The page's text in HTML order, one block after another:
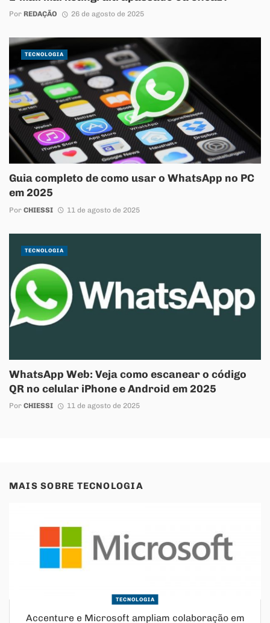
Por REDAÇÃO 26 de agosto de 2025
Guia completo de como usar o WhatsApp no PC
em 2025
Por CHIESSI 11 de agosto de 2025
TECNOLOGIA
WhatsApp Web: Veja como escanear o código
QR no celular iPhone e Android em 2025
Por CHIESSI 11 de agosto de 2025
TECNOLOGIA
MAIS SOBRE TECNOLOGIA
TECNOLOGIA
Accenture e Microsoft ampliam colaboração em